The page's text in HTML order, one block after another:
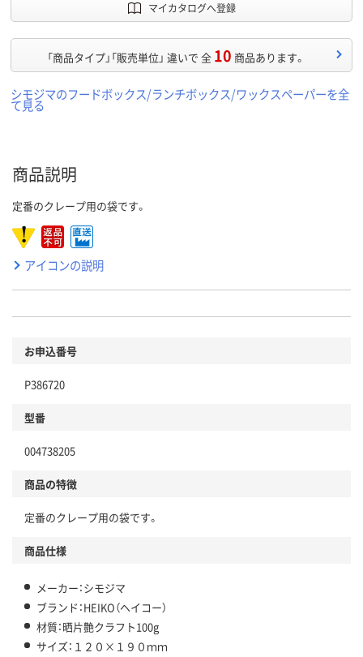
マイカタログへ登録
「商品タイプ」「販売単位」 違いで 全 10 商品あります。
シモジマのフードボックス/ランチボックス/ワックスペーパーを全
て見る
商品説明
定番のクレープ用の袋です。
アイコンの説明
お申込番号
P386720
型番
004738205
商品の特徴
定番のクレープ用の袋です。
商品仕様
メーカー：シモジマ
ブランド：HEIKO（ヘイコー）
材質：晒片艶クラフト100g
サイズ：１２０×１９０ｍｍ